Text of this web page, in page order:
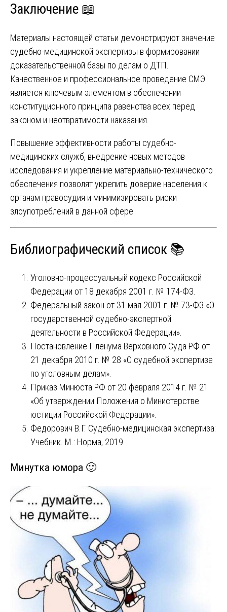
Заключение 📖
Материалы настоящей статьи демонстрируют значение
судебно-медицинской экспертизы в формировании
доказательственной базы по делам о ДТП.
Качественное и профессиональное проведение СМЭ
является ключевым элементом в обеспечении
конституционного принципа равенства всех перед
законом и неотвратимости наказания.
Повышение эффективности работы судебно-
медицинских служб, внедрение новых методов
исследования и укрепление материально-технического
обеспечения позволят укрепить доверие населения к
органам правосудия и минимизировать риски
злоупотреблений в данной сфере.
Библиографический список 📚
Уголовно-процессуальный кодекс Российской
Федерации от 18 декабря 2001 г. № 174-ФЗ.
Федеральный закон от 31 мая 2001 г. № 73-ФЗ «О
государственной судебно-экспертной
деятельности в Российской Федерации».
Постановление Пленума Верховного Суда РФ от
21 декабря 2010 г. № 28 «О судебной экспертизе
по уголовным делам».
Приказ Минюста РФ от 20 февраля 2014 г. № 21
«Об утверждении Положения о Министерстве
юстиции Российской Федерации».
Федорович В.Г. Судебно-медицинская экспертиза:
Учебник. М.: Норма, 2019.
Минутка юмора 🙂